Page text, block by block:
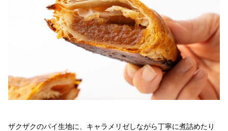
ザクザクのパイ生地に、キャラメリゼしながら丁寧に煮詰めたり